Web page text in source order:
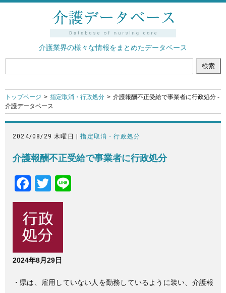
介護業界の様々な情報をまとめたデータベース
トップページ 指定取消・行政処分
介護報酬不正受給で事業者に行政処分 -
介護データベース
2024/08/29 木曜日 |指定取消・行政処分
介護報酬不正受給で事業者に行政処分
F
a
c
e
b
o
o
T
wi
tt
er
2024年8月29日
・県は、雇用していない人を勤務しているように装い、介護報